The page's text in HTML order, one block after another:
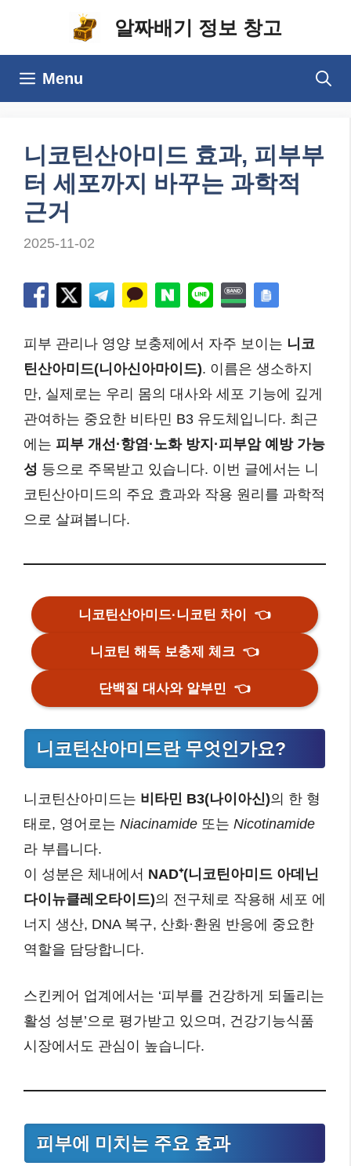
알짜배기 정보 창고
Menu
니코틴산아미드 효과, 피부부
터 세포까지 바꾸는 과학적
근거
2025-11-02
피부 관리나 영양 보충제에서 자주 보이는 니코
틴산아미드(니아신아마이드). 이름은 생소하지
만, 실제로는 우리 몸의 대사와 세포 기능에 깊게
관여하는 중요한 비타민 B3 유도체입니다. 최근
에는 피부 개선·항염·노화 방지·피부암 예방 가능
성 등으로 주목받고 있습니다. 이번 글에서는 니
코틴산아미드의 주요 효과와 작용 원리를 과학적
으로 살펴봅니다.
니코틴산아미드·니코틴 차이 👈
니코틴 해독 보충제 체크 👈
단백질 대사와 알부민 👈
니코틴산아미드란 무엇인가요?
니코틴산아미드는 비타민 B3(나이아신)의 한 형
태로, 영어로는 Niacinamide 또는 Nicotinamide
라 부릅니다.
이 성분은 체내에서 NAD⁺(니코틴아미드 아데닌
다이뉴클레오타이드)의 전구체로 작용해 세포 에
너지 생산, DNA 복구, 산화·환원 반응에 중요한
역할을 담당합니다.
스킨케어 업계에서는 ‘피부를 건강하게 되돌리는
활성 성분’으로 평가받고 있으며, 건강기능식품
시장에서도 관심이 높습니다.
피부에 미치는 주요 효과